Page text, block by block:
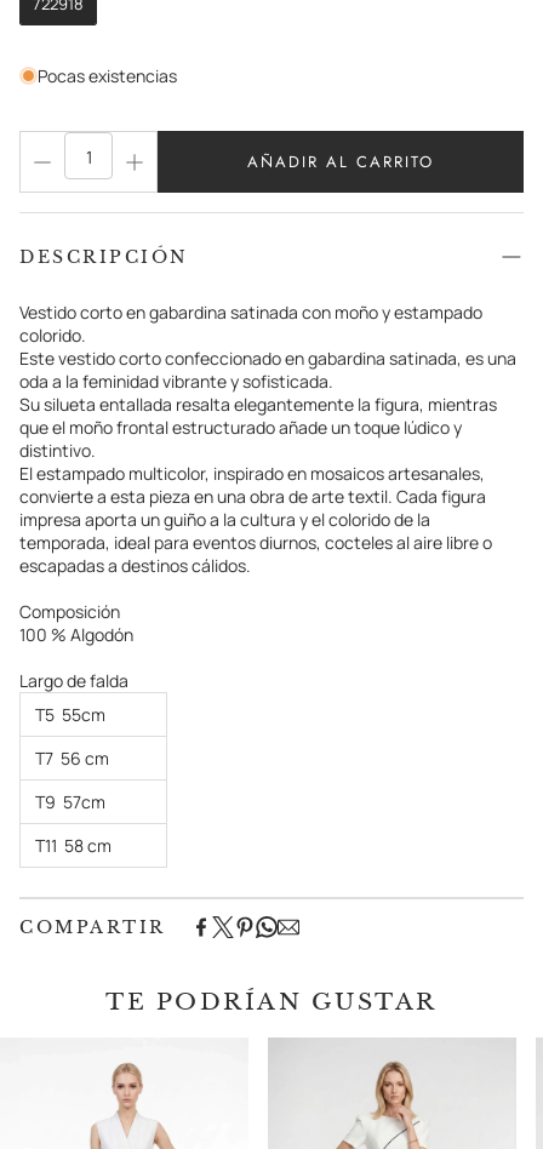
Pocas existencias
AÑADIR AL CARRITO
DESCRIPCIÓN
Vestido corto en gabardina satinada con moño y estampado
colorido.
Este vestido corto confeccionado en gabardina satinada, es una
oda a la feminidad vibrante y sofisticada.
Su silueta entallada resalta elegantemente la figura, mientras
que el moño frontal estructurado añade un toque lúdico y
distintivo.
El estampado multicolor, inspirado en mosaicos artesanales,
convierte a esta pieza en una obra de arte textil. Cada figura
impresa aporta un guiño a la cultura y el colorido de la
temporada, ideal para eventos diurnos, cocteles al aire libre o
escapadas a destinos cálidos.
Composición
100 % Algodón
Largo de falda
T5 55cm
T7 56 cm
T9 57cm
T11 58 cm
COMPARTIR
TE PODRÍAN GUSTAR